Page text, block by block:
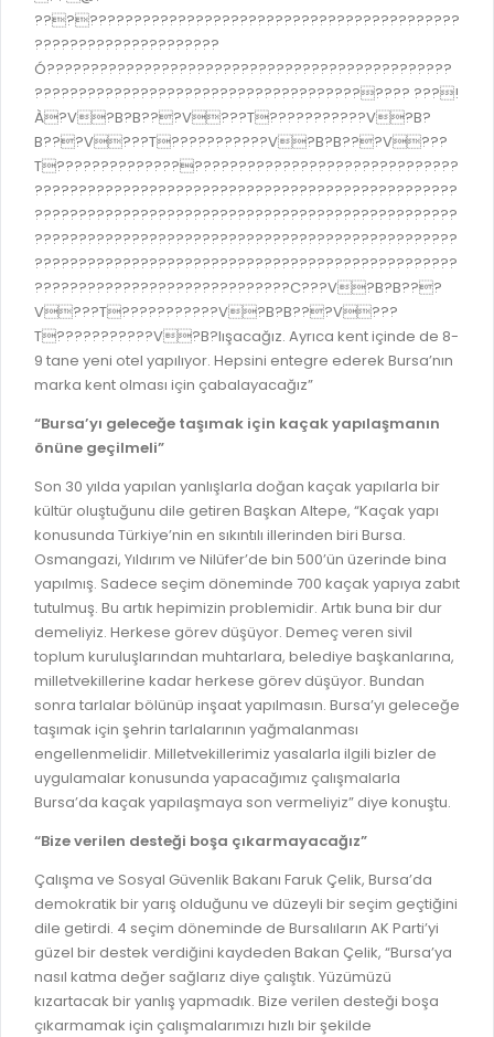
?????????????????????????????????????????????
?????????????????????
Ó??????????????????????????????????????????????
????????????????????????????????????????? ???!
À?V?B?B???V???T???????????V?B?
B???V???T???????????V?B?B???V???
T????????????????????????????????????????????
????????????????????????????????????????????????
????????????????????????????????????????????????
????????????????????????????????????????????????
????????????????????????????????????????????????
?????????????????????????????C???V?B?B???
V???T???????????V?B?B???V???
T???????????V?B?lışacağız. Ayrıca kent içinde de 8-
9 tane yeni otel yapılıyor. Hepsini entegre ederek Bursa’nın
marka kent olması için çabalayacağız”
“Bursa’yı geleceğe taşımak için kaçak yapılaşmanın
önüne geçilmeli”
Son 30 yılda yapılan yanlışlarla doğan kaçak yapılarla bir
kültür oluştuğunu dile getiren Başkan Altepe, “Kaçak yapı
konusunda Türkiye’nin en sıkıntılı illerinden biri Bursa.
Osmangazi, Yıldırım ve Nilüfer’de bin 500’ün üzerinde bina
yapılmış. Sadece seçim döneminde 700 kaçak yapıya zabıt
tutulmuş. Bu artık hepimizin problemidir. Artık buna bir dur
demeliyiz. Herkese görev düşüyor. Demeç veren sivil
toplum kuruluşlarından muhtarlara, belediye başkanlarına,
milletvekillerine kadar herkese görev düşüyor. Bundan
sonra tarlalar bölünüp inşaat yapılmasın. Bursa’yı geleceğe
taşımak için şehrin tarlalarının yağmalanması
engellenmelidir. Milletvekillerimiz yasalarla ilgili bizler de
uygulamalar konusunda yapacağımız çalışmalarla
Bursa’da kaçak yapılaşmaya son vermeliyiz” diye konuştu.
“Bize verilen desteği boşa çıkarmayacağız”
Çalışma ve Sosyal Güvenlik Bakanı Faruk Çelik, Bursa’da
demokratik bir yarış olduğunu ve düzeyli bir seçim geçtiğini
dile getirdi. 4 seçim döneminde de Bursalıların AK Parti’yi
güzel bir destek verdiğini kaydeden Bakan Çelik, “Bursa’ya
nasıl katma değer sağlarız diye çalıştık. Yüzümüzü
kızartacak bir yanlış yapmadık. Bize verilen desteği boşa
çıkarmamak için çalışmalarımızı hızlı bir şekilde